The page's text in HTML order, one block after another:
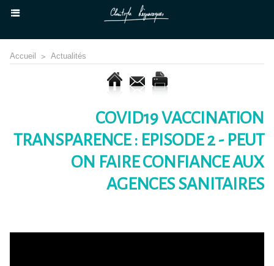
Accueil > Actualités
COVID19 VACCINATION
TRANSPARENCE : EPISODE 2 - PEUT
ON FAIRE CONFIANCE AUX
AGENCES SANITAIRES